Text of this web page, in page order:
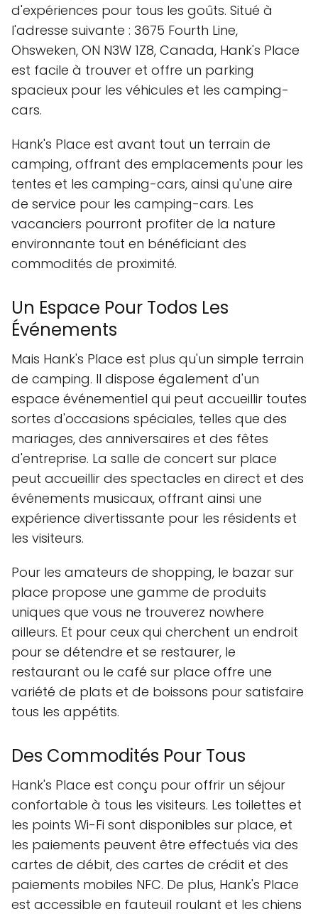
d'expériences pour tous les goûts. Situé à
l'adresse suivante : 3675 Fourth Line,
Ohsweken, ON N3W 1Z8, Canada, Hank's Place
est facile à trouver et offre un parking
spacieux pour les véhicules et les camping-
cars.
Hank's Place est avant tout un terrain de
camping, offrant des emplacements pour les
tentes et les camping-cars, ainsi qu'une aire
de service pour les camping-cars. Les
vacanciers pourront profiter de la nature
environnante tout en bénéficiant des
commodités de proximité.
Un Espace Pour Todos Les
Événements
Mais Hank's Place est plus qu'un simple terrain
de camping. Il dispose également d'un
espace événementiel qui peut accueillir toutes
sortes d'occasions spéciales, telles que des
mariages, des anniversaires et des fêtes
d'entreprise. La salle de concert sur place
peut accueillir des spectacles en direct et des
événements musicaux, offrant ainsi une
expérience divertissante pour les résidents et
les visiteurs.
Pour les amateurs de shopping, le bazar sur
place propose une gamme de produits
uniques que vous ne trouverez nowhere
ailleurs. Et pour ceux qui cherchent un endroit
pour se détendre et se restaurer, le
restaurant ou le café sur place offre une
variété de plats et de boissons pour satisfaire
tous les appétits.
Des Commodités Pour Tous
Hank's Place est conçu pour offrir un séjour
confortable à tous les visiteurs. Les toilettes et
les points Wi-Fi sont disponibles sur place, et
les paiements peuvent être effectués via des
cartes de débit, des cartes de crédit et des
paiements mobiles NFC. De plus, Hank's Place
est accessible en fauteuil roulant et les chiens